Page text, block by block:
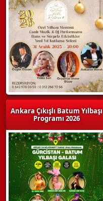
Ankara Çıkışlı Batum Yılbaşı
Programı 2026